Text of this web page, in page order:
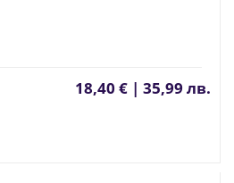
18,40 € | 35,99 лв.